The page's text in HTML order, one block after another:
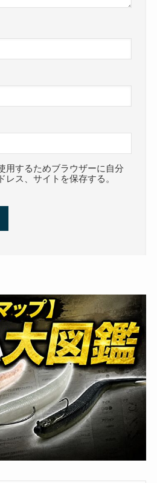
用するためブラウザーに自分
レス、サイトを保存する。